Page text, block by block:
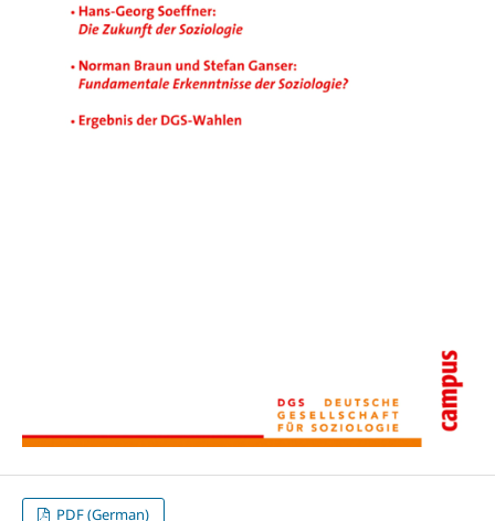
PDF (German)